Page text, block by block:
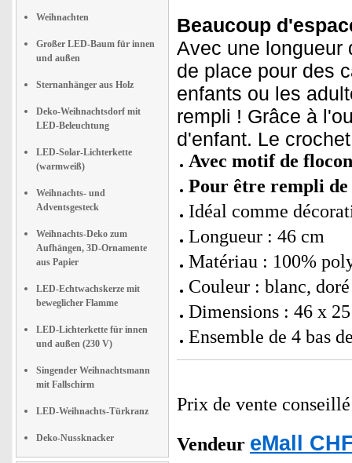
Weihnachten
Großer LED-Baum für innen
und außen
Sternanhänger aus Holz
Deko-Weihnachtsdorf mit
LED-Beleuchtung
LED-Solar-Lichterkette
(warmweiß)
Weihnachts- und
Adventsgesteck
Weihnachts-Deko zum
Aufhängen, 3D-Ornamente
aus Papier
LED-Echtwachskerze mit
beweglicher Flamme
LED-Lichterkette für innen
und außen (230 V)
Singender Weihnachtsmann
mit Fallschirm
LED-Weihnachts-Türkranz
Deko-Nussknacker
Beaucoup
Avec une longueur
de place pour des
enfants ou les
rempli ! Grâce à
d'enfant. Le
Avec motif de
Pour être rempli de
Idéal comme
Longueur : 46 cm
Matériau : 100%
Couleur : blanc, doré
Dimensions : 46 x
Ensemble de 4 bas
Prix de vente
Vendeur eMall